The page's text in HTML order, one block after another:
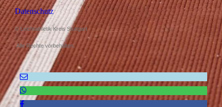
Datenschutz
© Leichtathletik Kreis Stuttgart
Alle Rechte vorbehalten.